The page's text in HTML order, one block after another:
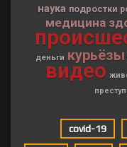
наука подростки
медицина
деньги курьёзы
видео
covid-19